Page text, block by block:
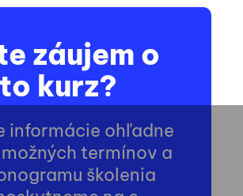
záujem o
kurz?
informácie ohľadne
termínov a
školenia